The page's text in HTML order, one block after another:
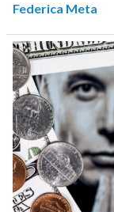
Federica Meta